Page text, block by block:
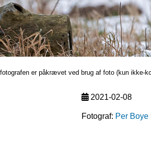
er påkrævet ved brug af foto (kun ikke-
2021-02-08
Fotograf: Per Boye